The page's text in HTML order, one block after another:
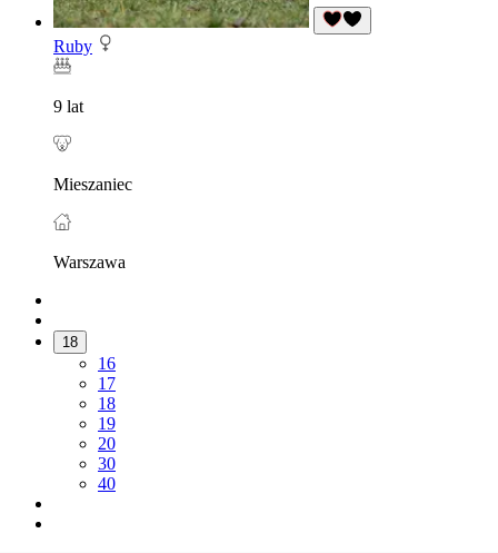
Ruby
9 lat
Mieszaniec
Warszawa
18
16
17
18
19
20
30
40